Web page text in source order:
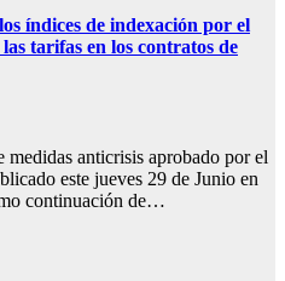
índices de indexación por el
tarifas en los contratos de
anticrisis aprobado por el
este jueves 29 de Junio en
continuación de…